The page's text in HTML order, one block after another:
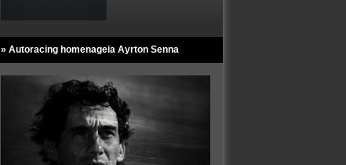
» Autoracing homenageia Ayrton Senna